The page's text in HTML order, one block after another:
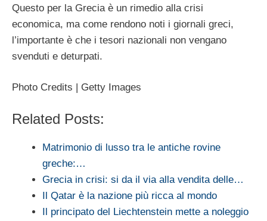
Questo per la Grecia è un rimedio alla crisi
economica, ma come rendono noti i giornali greci,
l’importante è che i tesori nazionali non vengano
svenduti e deturpati.
Photo Credits | Getty Images
Related Posts:
Matrimonio di lusso tra le antiche rovine
greche:…
Grecia in crisi: si da il via alla vendita delle…
Il Qatar è la nazione più ricca al mondo
Il principato del Liechtenstein mette a noleggio